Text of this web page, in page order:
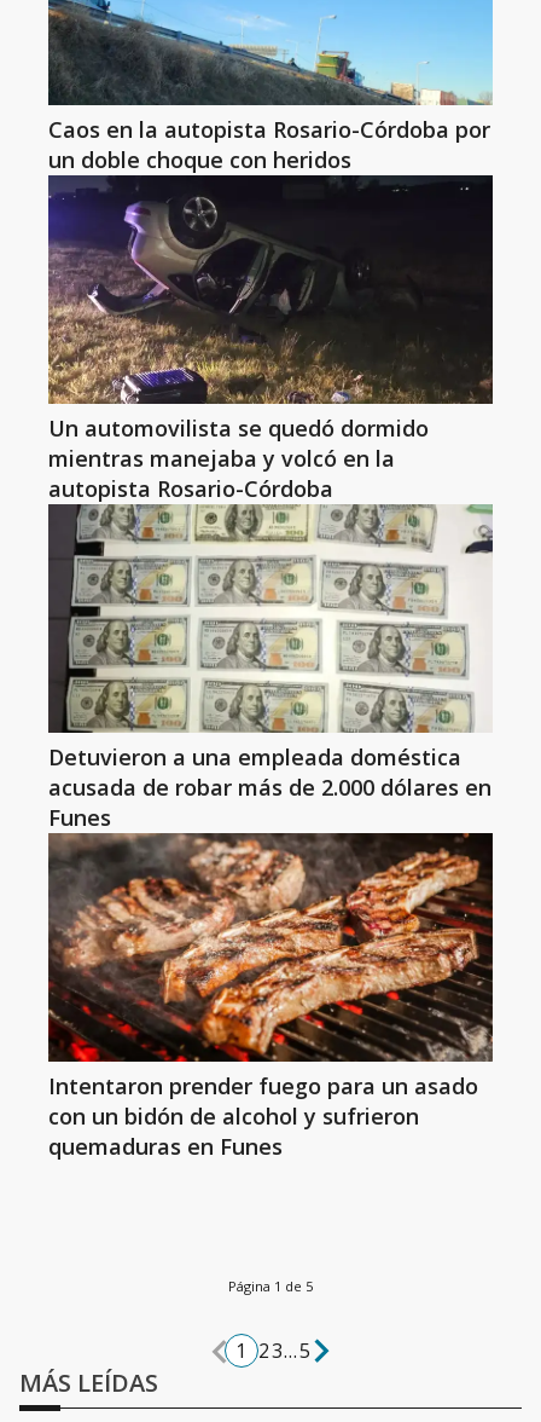
Caos en la autopista Rosario-Córdoba por
un doble choque con heridos
Un automovilista se quedó dormido
mientras manejaba y volcó en la
autopista Rosario-Córdoba
Detuvieron a una empleada doméstica
acusada de robar más de 2.000 dólares en
Funes
Intentaron prender fuego para un asado
con un bidón de alcohol y sufrieron
quemaduras en Funes
Página 1 de 5
1 23...5
MÁS LEÍDAS